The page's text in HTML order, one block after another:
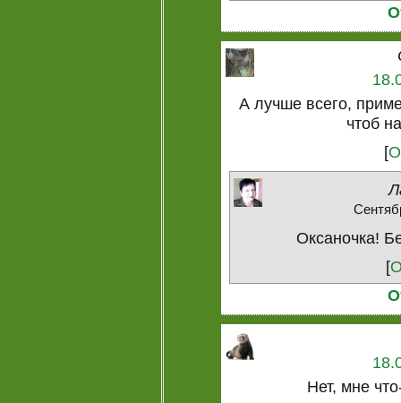
А лучше всего,
чтоб
[
Оксаночка!
[
Нет, мне